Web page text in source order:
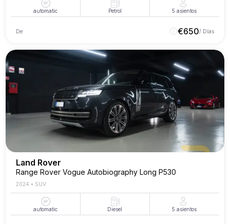
automatic Petrol 5 asientos
De €650/ Días
Land Rover
Range Rover Vogue Autobiography Long P530
2024 • SUV
automatic Diesel 5 asientos